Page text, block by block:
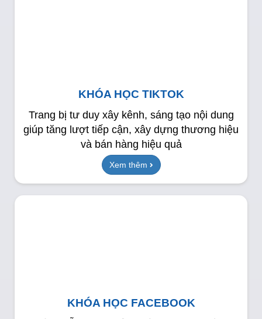
KHÓA HỌC TIKTOK
Trang bị tư duy xây kênh, sáng tạo nội dung
giúp tăng lượt tiếp cận, xây dựng thương hiệu
và bán hàng hiệu quả
Xem thêm
KHÓA HỌC FACEBOOK